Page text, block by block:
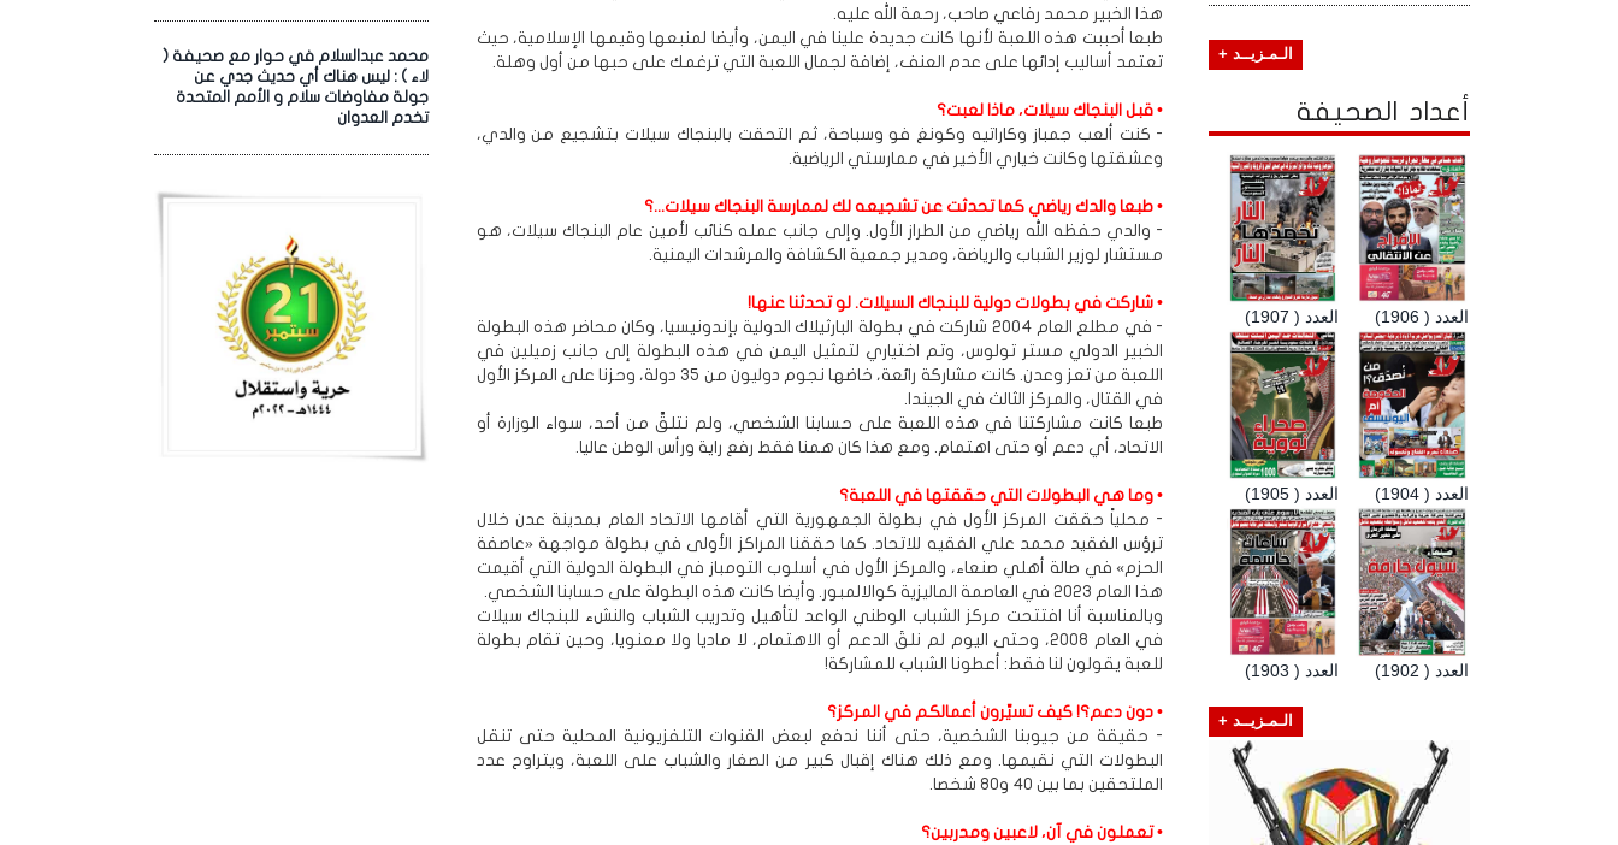
محمد عبدالسلام في حوار مع صحيفة (
لاء ) : ليس هناك أي حديث جدي عن
جولة مفاوضات سلام و الأمم المتحدة
تخدم العدوان
هذا الخبير محمد رفاعي صاحب، رحمة الله عليه.
طبعا أحببت هذه اللعبة لأنها كانت جديدة علينا في اليمن، وأيضا لمنبعها وقيمها الإسلامية، حيث
تعتمد أساليب إدائها على عدم العنف، إضافة لجمال اللعبة التي ترغمك على حبها من أول وهلة.
• قبل البنجاك سيلات، ماذا لعبت؟
- كنت ألعب جمباز وكاراتيه وكونغ فو وسباحة، ثم التحقت بالبنجاك سيلات بتشجيع من والدي،
وعشقتها وكانت خياري الأخير في ممارستي الرياضية.
• طبعا والدك رياضي كما تحدثت عن تشجيعه لك لممارسة البنجاك سيلات...؟
- والدي حفظه الله رياضي من الطراز الأول. وإلى جانب عمله كنائب لأمين عام البنجاك سيلات، هو
مستشار لوزير الشباب والرياضة، ومدير جمعية الكشافة والمرشدات اليمنية.
• شاركت في بطولات دولية للبنجاك السيلات. لو تحدثنا عنها!
- في مطلع العام 2004 شاركت في بطولة البارثيلاك الدولية بإندونيسيا، وكان محاضر هذه البطولة
الخبير الدولي مستر تولوس، وتم اختياري لتمثيل اليمن في هذه البطولة إلى جانب زميلين في
اللعبة من تعز وعدن. كانت مشاركة رائعة، خاضها نجوم دوليون من 35 دولة، وحزنا على المركز الأول
في القتال، والمركز الثالث في الجيندا.
طبعا كانت مشاركتنا في هذه اللعبة على حسابنا الشخصي، ولم نتلقَّ من أحد، سواء الوزارة أو
الاتحاد، أي دعم أو حتى اهتمام. ومع هذا كان همنا فقط رفع راية ورأس الوطن عاليا.
• وما هي البطولات التي حققتها في اللعبة؟
- محلياً حققت المركز الأول في بطولة الجمهورية التي أقامها الاتحاد العام بمدينة عدن خلال
ترؤس الفقيد محمد علي الفقيه للاتحاد. كما حققنا المراكز الأولى في بطولة مواجهة «عاصفة
الحزم» في صالة أهلي صنعاء، والمركز الأول في أسلوب التومباز في البطولة الدولية التي أقيمت
هذا العام 2023 في العاصمة الماليزية كوالالمبور. وأيضا كانت هذه البطولة على حسابنا الشخصي.
وبالمناسبة أنا افتتحت مركز الشباب الوطني الواعد لتأهيل وتدريب الشباب والنشء للبنجاك سيلات
في العام 2008، وحتى اليوم لم نلقَ الدعم أو الاهتمام، لا ماديا ولا معنويا، وحين تقام بطولة
للعبة يقولون لنا فقط: أعطونا الشباب للمشاركة!
• دون دعم؟! كيف تسيِّرون أعمالكم في المركز؟
- حقيقة من جيوبنا الشخصية، حتى أننا ندفع لبعض القنوات التلفزيونية المحلية حتى تنقل
البطولات التي نقيمها. ومع ذلك هناك إقبال كبير من الصغار والشباب على اللعبة، ويتراوح عدد
الملتحقين بما بين 40 و80 شخصا.
• تعملون في آن، لاعبين ومدربين؟
الـمـزيــد +
أعداد الصحيفة
العدد ( 1907) العدد ( 1906)
العدد ( 1905) العدد ( 1904)
العدد ( 1903) العدد ( 1902)
الـمـزيــد +